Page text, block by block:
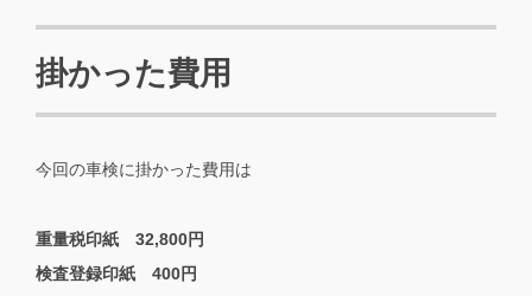
掛かった費用
今回の車検に掛かった費用は
重量税印紙 32,800円
検査登録印紙 400円